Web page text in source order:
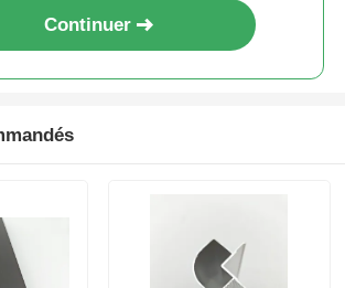
Continuer